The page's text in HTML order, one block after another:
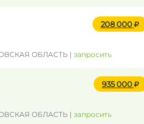
208 000
ОБЛАСТЬ | запросить
935 000
ОБЛАСТЬ | запросить